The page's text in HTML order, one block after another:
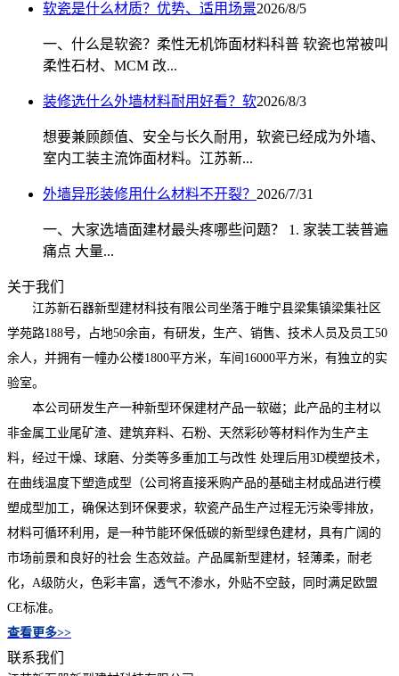
软瓷是什么材质？优势、适用场景2026/8/5
一、什么是软瓷？柔性无机饰面材料科普 软瓷也常被叫
柔性石材、MCM 改...
装修选什么外墙材料耐用好看？软2026/8/3
想要兼顾颜值、安全与长久耐用，软瓷已经成为外墙、
室内工装主流饰面材料。江苏新...
外墙异形装修用什么材料不开裂？ 2026/7/31
一、大家选墙面建材最头疼哪些问题？ 1. 家装工装普遍
痛点 大量...
关于我们
江苏新石器新型建材科技有限公司坐落于睢宁县梁集镇梁集社区
学苑路188号，占地50余亩，有研发，生产、销售、技术人员及员工50
余人，并拥有一幢办公楼1800平方米，车间16000平方米，有独立的实
验室。
本公司研发生产一种新型环保建材产品一软磁；此产品的主材以
非金属工业尾矿渣、建筑弃料、石粉、天然彩砂等材料作为生产主
料，经过干燥、球磨、分类等多重加工与改性 处理后用3D模塑技术，
在曲线温度下塑造成型（公司将直接釆购产品的基础主材成品进行模
塑成型加工，确保达到环保要求，软瓷产品生产过程无污染零排放，
材料可循环利用，是一种节能环保低碳的新型绿色建材，具有广阔的
市场前景和良好的社会 生态效益。产品属新型建材，轻薄柔，耐老
化，A级防火，色彩丰富，透气不渗水，外贴不空鼓，同时满足欧盟
CE标准。
查看更多>>
联系我们